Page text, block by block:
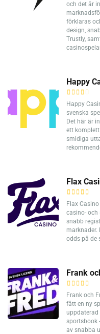
och det är
förklaras
design,
Trustly,
Happy
Happy
svenska
Det här är
ett
smidiga
Flax
Flax
casino-
snabb
marknader.
odds på de
Frank
Frank och
fått en ny
sportsbook
av snabba